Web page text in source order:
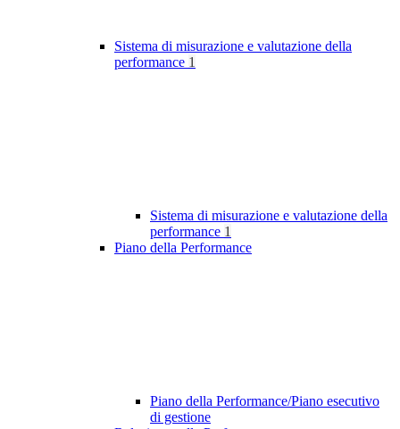
Sistema di misurazione e valutazione della
performance 1
Sistema di misurazione e valutazione della
performance 1
Piano della Performance
Piano della Performance/Piano esecutivo
di gestione